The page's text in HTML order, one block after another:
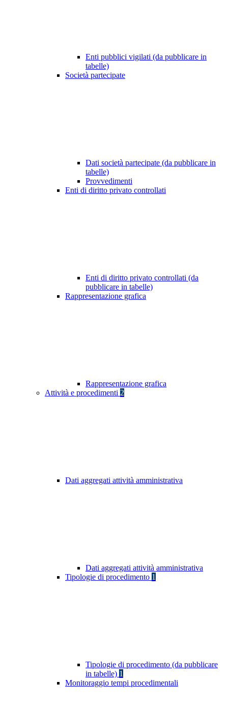
Enti pubblici vigilati (da pubblicare in
tabelle)
Società partecipate
Dati società partecipate (da pubblicare in
tabelle)
Provvedimenti
Enti di diritto privato controllati
Enti di diritto privato controllati (da
pubblicare in tabelle)
Rappresentazione grafica
Rappresentazione grafica
Attività e procedimenti 2
Dati aggregati attività amministrativa
Dati aggregati attività amministrativa
Tipologie di procedimento 1
Tipologie di procedimento (da pubblicare
in tabelle) 1
Monitoraggio tempi procedimentali